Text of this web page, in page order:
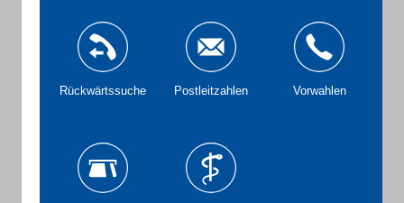
Rückwärtssuche Postleitzahlen Vorwahlen